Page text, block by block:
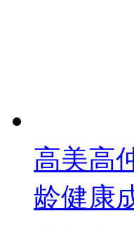
高美高
龄健康